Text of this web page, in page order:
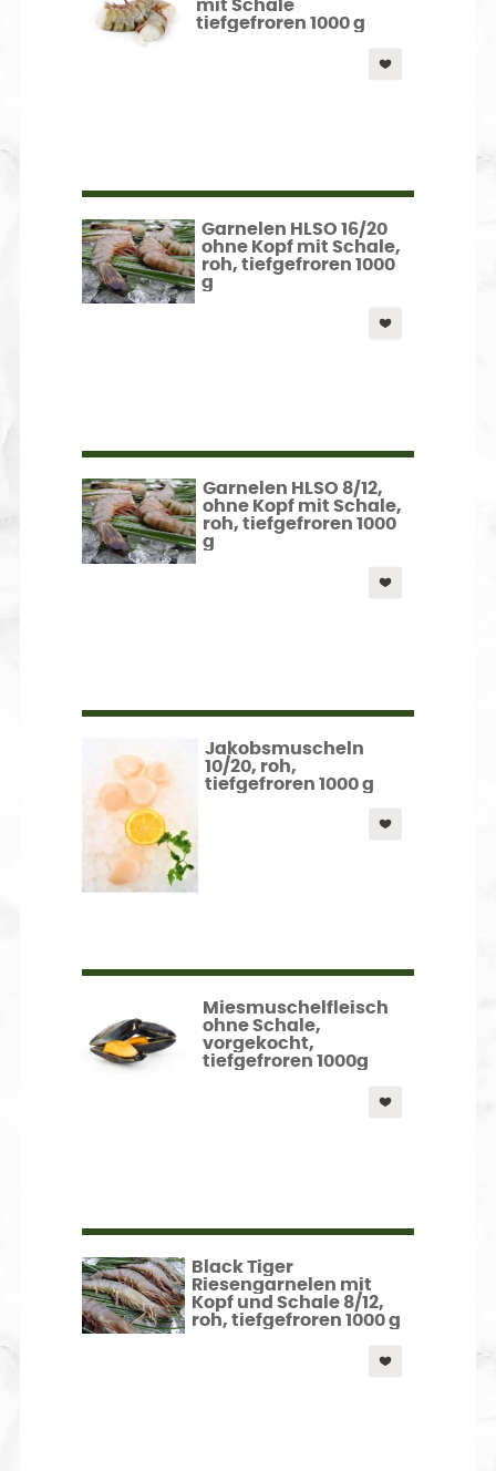
mit Schale
tiefgefroren 1000 g
Garnelen HLSO 16/20
ohne Kopf mit Schale,
roh, tiefgefroren 1000
g
Garnelen HLSO 8/12,
ohne Kopf mit Schale,
roh, tiefgefroren 1000
g
Jakobsmuscheln
10/20, roh,
tiefgefroren 1000 g
Miesmuschelfleisch
ohne Schale,
vorgekocht,
tiefgefroren 1000g
Black Tiger
Riesengarnelen mit
Kopf und Schale 8/12,
roh, tiefgefroren 1000 g